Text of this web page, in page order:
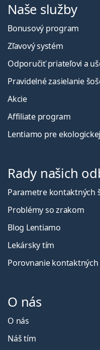
Naše služby
Bonusový program
Zľavový systém
Odporučiť priateľovi a
Pravidelné zasielanie
Akcie
Affiliate program
Lentiamo pre
Rady našich
Parametre kontaktných
Problémy so zrakom
Blog Lentiamo
Lekársky tím
Porovnanie
O nás
O nás
Náš tím